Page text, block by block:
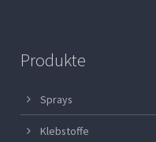
Produkte
Sprays
Klebstoffe